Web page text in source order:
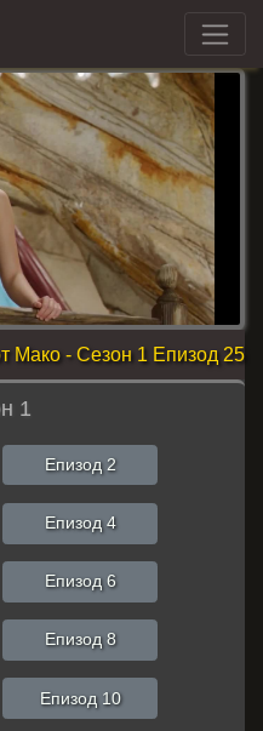
Мако - Сезон 1 Епизод 25
1
Епизод 2
Епизод 4
Епизод 6
Епизод 8
Епизод 10